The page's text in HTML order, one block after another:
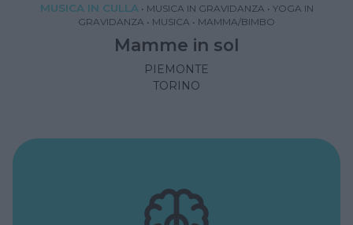
MUSICA IN CULLA • MUSICA IN GRAVIDANZA • YOGA IN
GRAVIDANZA • MUSICA • MAMMA/BIMBO
Mamme in sol
PIEMONTE
TORINO